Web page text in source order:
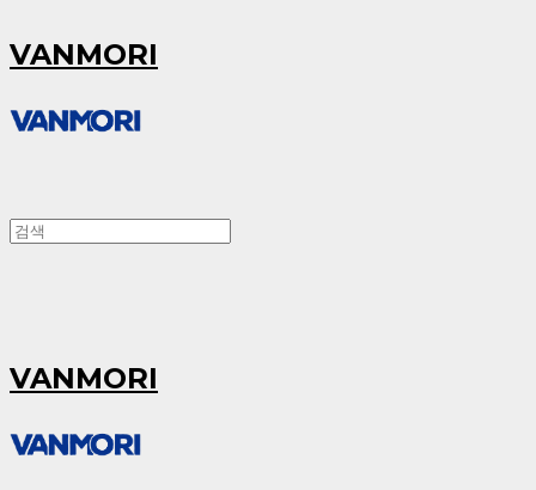
VANMORI
VANMORI